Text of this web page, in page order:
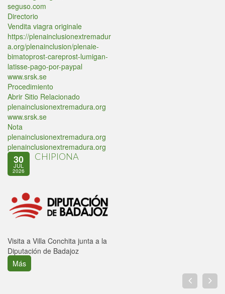
seguso.com
Directorio
Vendita viagra originale
https://plenainclusionextremadur
a.org/plenainclusion/plenaie-
bimatoprost-careprost-lumigan-
latisse-pago-por-paypal
www.srsk.se
Procedimiento
Abrir Sitio Relacionado
plenainclusionextremadura.org
www.srsk.se
Nota
plenainclusionextremadura.org
plenainclusionextremadura.org
30
JUL
2026
CHIPIONA
Visita a Villa Conchita junta a la
Diputación de Badajoz
Más